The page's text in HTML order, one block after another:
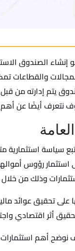
إنشاء الصندوق
يتم إدارته من
أيضًا عن أهم
سياسة استثمارية
استثمار رؤوس
وذلك من
على تحقيق عوائد
أثر اقتصادي
نوضح أهم